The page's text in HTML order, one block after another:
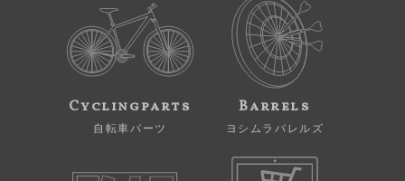
Cyclingparts
自転車パーツ
Barrels
ヨシムラバレルズ